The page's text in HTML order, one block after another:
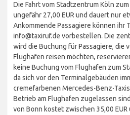
Die Fahrt vom Stadtzentrum Köln
ungefähr 27,00 EUR und dauert nur
Ankommende Passagiere können ihr
info@taxiruf.de vorbestellen. Die
wird die Buchung für Passagiere, die
Flughafen reisen möchten,
keine Buchung vom Flughafen zum
da sich vor den Terminalgebäuden
cremefarbenen Mercedes-Benz-
Betrieb am Flughafen zugelassen
von Bonn kostet zwischen 35,00 EUR